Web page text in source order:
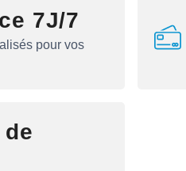
7J/7
pour vos